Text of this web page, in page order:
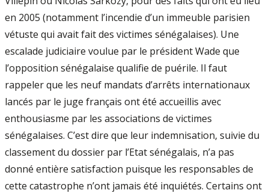
en 2005 (notamment l’incendie d’un immeuble parisien
vétuste qui avait fait des victimes sénégalaises). Une
escalade judiciaire voulue par le président Wade que
l’opposition sénégalaise qualifie de puérile. Il faut
rappeler que les neuf mandats d’arrêts internationaux
lancés par le juge français ont été accueillis avec
enthousiasme par les associations de victimes
sénégalaises. C’est dire que leur indemnisation, suivie du
classement du dossier par l’Etat sénégalais, n’a pas
donné entière satisfaction puisque les responsables de
cette catastrophe n’ont jamais été inquiétés. Certains ont